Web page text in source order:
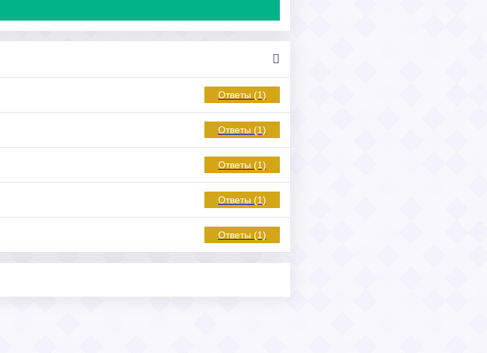
Ответы (1)
Ответы (1)
Ответы (1)
Ответы (1)
Ответы (1)